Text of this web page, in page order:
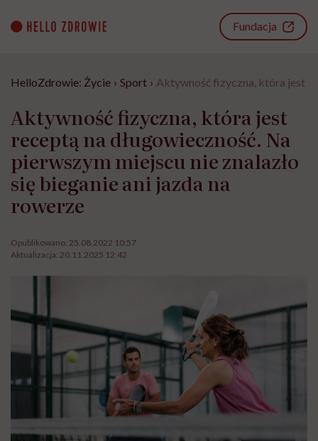
content
Fundacja
HelloZdrowie: Życie › Sport › Aktywność fizyczna, która jest
Aktywność fizyczna, która jest
receptą na długowieczność. Na
pierwszym miejscu nie znalazło
się bieganie ani jazda na
rowerze
Opublikowano: 25.08.2022 10:57
Aktualizacja: 20.11.2025 12:42